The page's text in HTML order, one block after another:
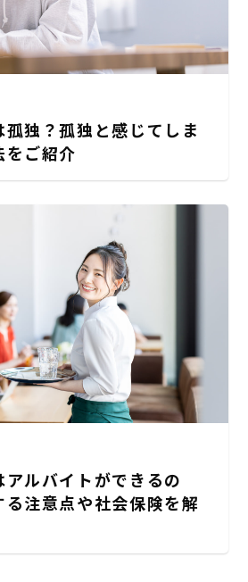
独？孤独と感じてしま
をご紹介
ルバイトができるの
注意点や社会保険を解